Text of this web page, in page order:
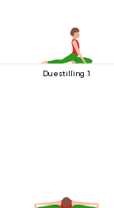
Duestilling 1